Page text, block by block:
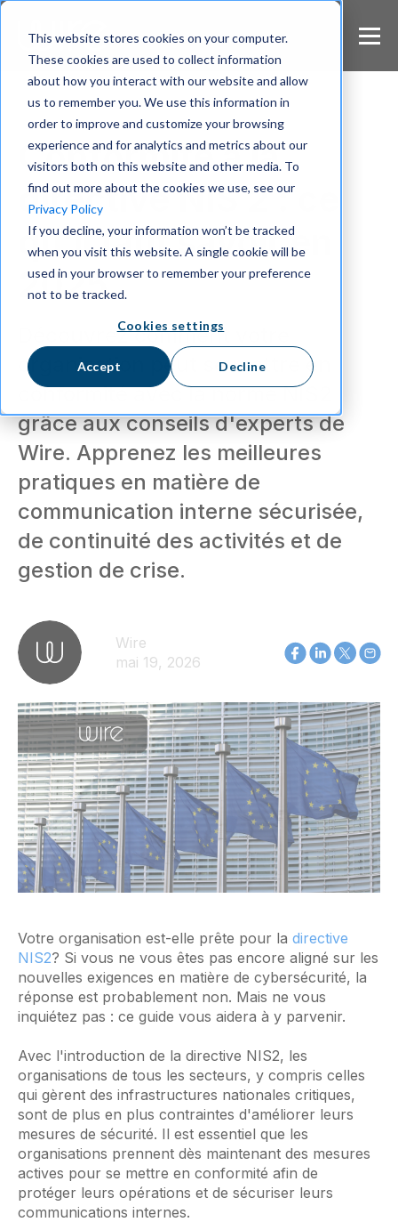
This website stores cookies on your computer.
These cookies are used to collect information
about how you interact with our website and allow
us to remember you. We use this information in
order to improve and customize your browsing
experience and for analytics and metrics about our
visitors both on this website and other media. To
find out more about the cookies we use, see our
Privacy Policy
If you decline, your information won’t be tracked
when you visit this website. A single cookie will be
used in your browser to remember your preference
not to be tracked.
Cookies settings
Accept Decline
S
Conformité à la
directive NIS 2 : ce
qu'il faut savoir en
2025
Découvrez comment votre
organisation peut se mettre en
conformité avec la norme NIS2
grâce aux conseils d'experts de
Wire. Apprenez les meilleures
pratiques en matière de
communication interne sécurisée,
de continuité des activités et de
gestion de crise.
Wire
mai 19, 2026
Votre organisation est-elle prête pour la directive
NIS2? Si vous ne vous êtes pas encore aligné sur les
nouvelles exigences en matière de cybersécurité, la
réponse est probablement non. Mais ne vous
inquiétez pas : ce guide vous aidera à y parvenir.
Avec l'introduction de la directive NIS2, les
organisations de tous les secteurs, y compris celles
qui gèrent des infrastructures nationales critiques,
sont de plus en plus contraintes d'améliorer leurs
mesures de sécurité. Il est essentiel que les
organisations prennent dès maintenant des mesures
actives pour se mettre en conformité afin de
protéger leurs opérations et de sécuriser leurs
communications internes.